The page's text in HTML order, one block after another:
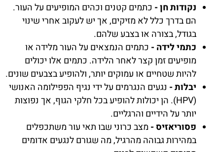
נקודות חן - כתמים קטנים וכהים המופיעים על העור.
הם בדרך כלל לא מזיקים, אך יש לעקוב אחרי שינוי
בגודל, בצורה או בצבע שלהם.
כתמי לידה - כתמים הנמצאים על העור מלידה או
מופיעים זמן קצר לאחר הלידה. כתמים אלו יכולים
להיות שטחיים או עמוקים יותר, ולהופיע בצבעים שונים.
יבלות - נגעים הנגרמים על ידי נגיף הפפילומה האנושי
(HPV). הן יכולות להופיע בכל חלקי הגוף, אך נפוצות
יותר על הידיים והרגליים.
פסוריאזיס - מצב כרוני שבו תאי עור משתכפלים
במהירות גבוהה מהרגיל, מה שגורם לנגעים אדומים